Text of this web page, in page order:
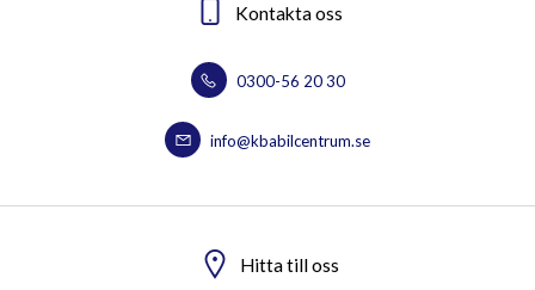
Kontakta oss
0300-56 20 30
info@kbabilcentrum.se
Hitta till oss